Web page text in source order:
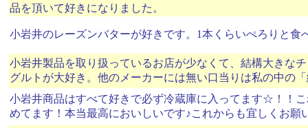
品を頂いて好きになりました。
小岩井のレーズンバターが好きです。1本くらいぺろりと
小岩井製品を取り扱っているお店が少なくて、結構大きな
グルトが大好き。他のメーカーには無い口当りは私の中の
小岩井商品はすべて好きで必ず冷蔵庫に入ってます☆！！
めてます！本当最高においしいです♪これからも宜しくお